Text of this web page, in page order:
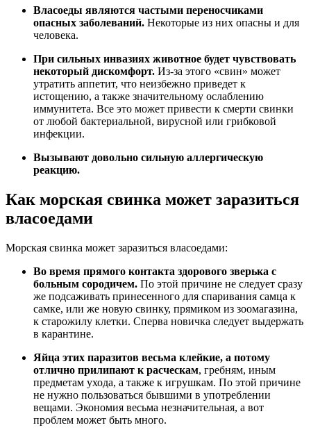
Власоеды являются частыми переносчиками
опасных заболеваний. Некоторые из них опасны и для
человека.
При сильных инвазиях животное будет чувствовать
некоторый дискомфорт. Из-за этого «свин» может
утратить аппетит, что неизбежно приведет к
истощению, а также значительному ослаблению
иммунитета. Все это может привести к смерти свинки
от любой бактериальной, вирусной или грибковой
инфекции.
Вызывают довольно сильную аллергическую
реакцию.
Как морская свинка может заразиться
власоедами
Морская свинка может заразиться власоедами:
Во время прямого контакта здорового зверька с
больным сородичем. По этой причине не следует сразу
же подсаживать принесенного для спаривания самца к
самке, или же новую свинку, прямиком из зоомагазина,
к старожилу клетки. Сперва новичка следует выдержать
в карантине.
Яйца этих паразитов весьма клейкие, а потому
отлично прилипают к расческам, гребням, иным
предметам ухода, а также к игрушкам. По этой причине
не нужно пользоваться бывшими в употреблении
вещами. Экономия весьма незначительная, а вот
проблем может быть много.